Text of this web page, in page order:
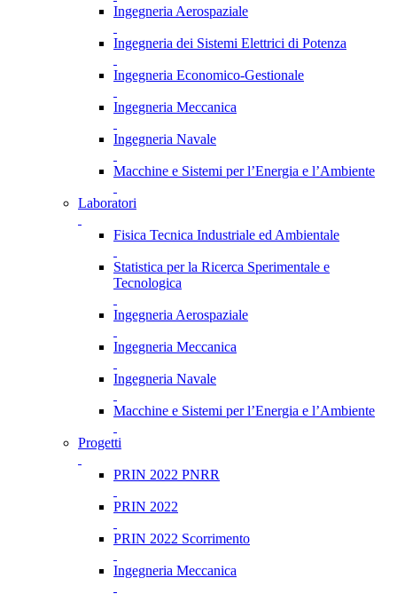
Ingegneria Aerospaziale
Ingegneria dei Sistemi Elettrici di Potenza
Ingegneria Economico-Gestionale
Ingegneria Meccanica
Ingegneria Navale
Macchine e Sistemi per l’Energia e l’Ambiente
Laboratori
Fisica Tecnica Industriale ed Ambientale
Statistica per la Ricerca Sperimentale e
Tecnologica
Ingegneria Aerospaziale
Ingegneria Meccanica
Ingegneria Navale
Macchine e Sistemi per l’Energia e l’Ambiente
Progetti
PRIN 2022 PNRR
PRIN 2022
PRIN 2022 Scorrimento
Ingegneria Meccanica